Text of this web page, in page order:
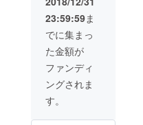
る定期
券を発
行しま
す。 ご
支援感
謝のお
手紙を
添えて
23:59:59ま
でに集まっ
た金額が
ファンディ
ングされま
す。